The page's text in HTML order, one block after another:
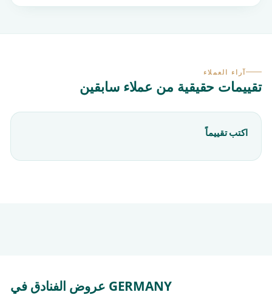
آراء العملاء
تقييمات حقيقية من عملاء سابقين
اكتب تقييماً
عروض الفنادق في GERMANY